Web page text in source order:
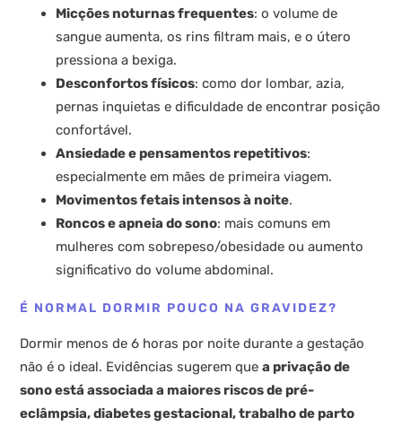
Micções noturnas frequentes: o volume de
sangue aumenta, os rins filtram mais, e o útero
pressiona a bexiga.
Desconfortos físicos: como dor lombar, azia,
pernas inquietas e dificuldade de encontrar posição
confortável.
Ansiedade e pensamentos repetitivos:
especialmente em mães de primeira viagem.
Movimentos fetais intensos à noite.
Roncos e apneia do sono: mais comuns em
mulheres com sobrepeso/obesidade ou aumento
significativo do volume abdominal.
É NORMAL DORMIR POUCO NA GRAVIDEZ?
Dormir menos de 6 horas por noite durante a gestação
não é o ideal. Evidências sugerem quea privação de
sono está associada a maiores riscos de pré-
eclâmpsia, diabetes gestacional, trabalho de parto